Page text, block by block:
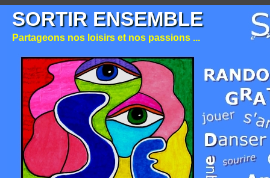
SORTIR ENSEMBLE
Partageons nos loisirs et nos passions ...